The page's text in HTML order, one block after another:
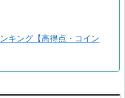
キング【高得点・コイン